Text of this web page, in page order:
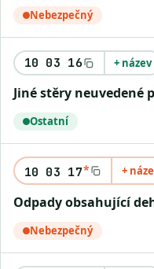
Nebezpečný
10 03 16 + název
Jiné stěry neuvedené
Ostatní
10 03 17* +
Odpady obsahující
Nebezpečný